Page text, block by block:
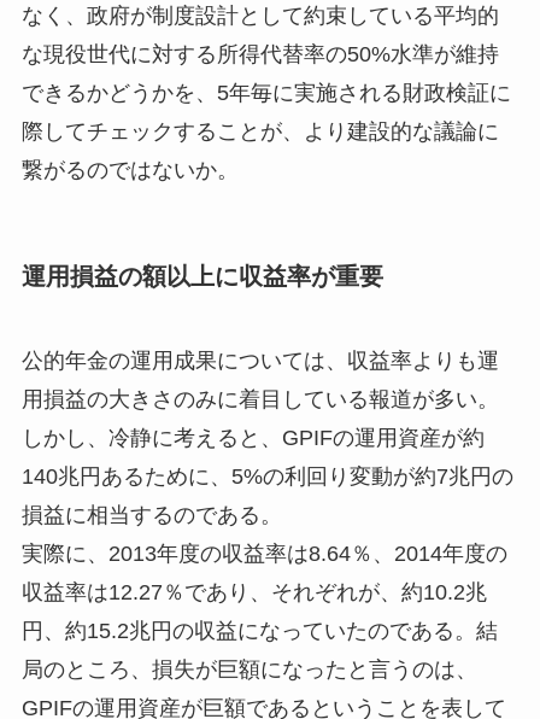
なく、政府が制度設計として約束している平均的
な現役世代に対する所得代替率の50%水準が維持
できるかどうかを、5年毎に実施される財政検証に
際してチェックすることが、より建設的な議論に
繋がるのではないか。
運用損益の額以上に収益率が重要
公的年金の運用成果については、収益率よりも運
用損益の大きさのみに着目している報道が多い。
しかし、冷静に考えると、GPIFの運用資産が約
140兆円あるために、5%の利回り変動が約7兆円の
損益に相当するのである。
実際に、2013年度の収益率は8.64％、2014年度の
収益率は12.27％であり、それぞれが、約10.2兆
円、約15.2兆円の収益になっていたのである。結
局のところ、損失が巨額になったと言うのは、
GPIFの運用資産が巨額であるということを表して